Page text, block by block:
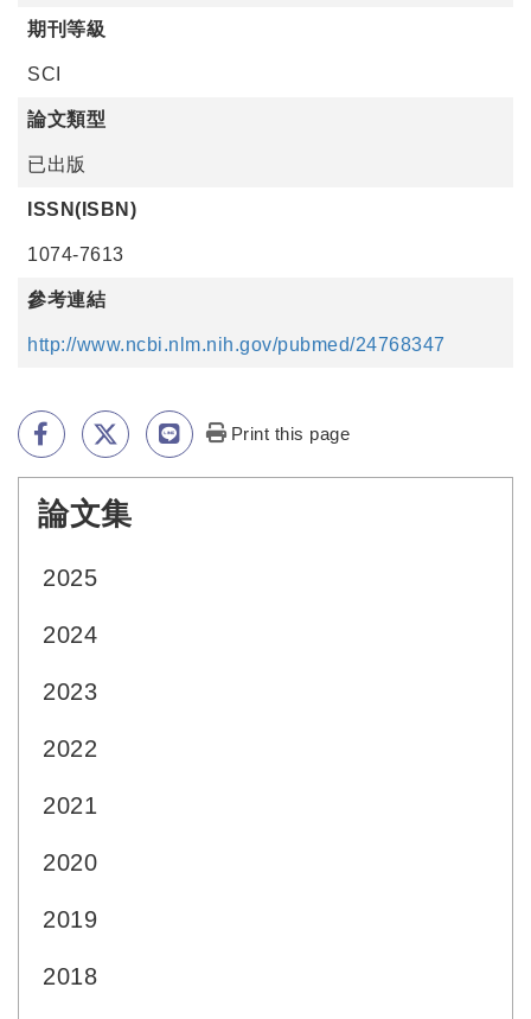
期刊等級
SCI
論文類型
已出版
ISSN(ISBN)
1074-7613
參考連結
http://www.ncbi.nlm.nih.gov/pubmed/24768347
Print this page
論文集
2025
2024
2023
2022
2021
2020
2019
2018